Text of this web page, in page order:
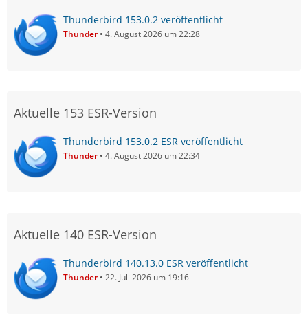
Thunderbird 153.0.2 veröffentlicht
Thunder 4. August 2026 um 22:28
Aktuelle 153 ESR-Version
Thunderbird 153.0.2 ESR veröffentlicht
Thunder 4. August 2026 um 22:34
Aktuelle 140 ESR-Version
Thunderbird 140.13.0 ESR veröffentlicht
Thunder 22. Juli 2026 um 19:16